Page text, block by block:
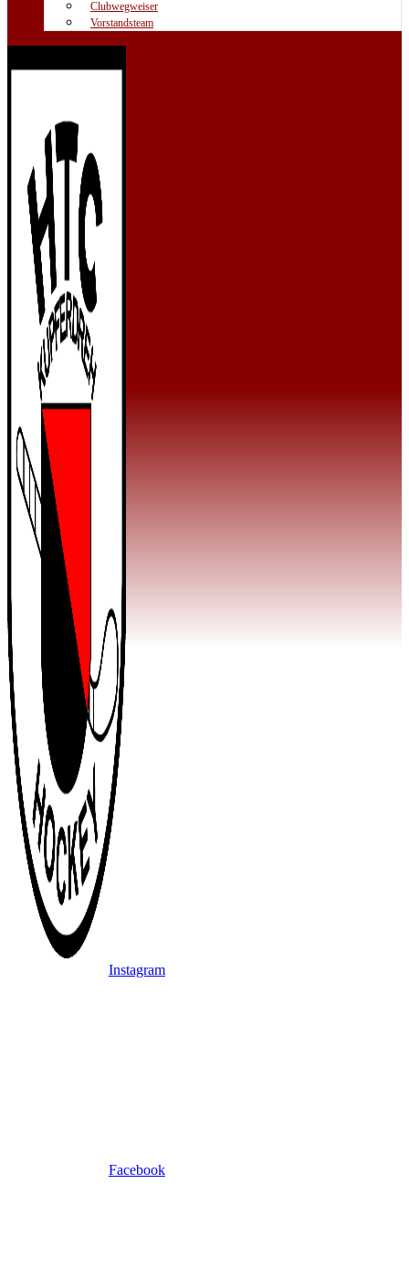
Clubwegweiser
Vorstandsteam
Instagram
Facebook